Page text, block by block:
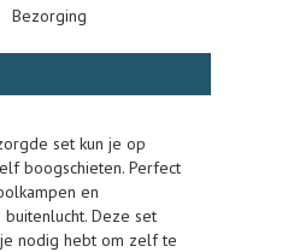
Bezorging
set kun je op
boogschieten. Perfect
en
Deze set
nodig hebt om zelf te